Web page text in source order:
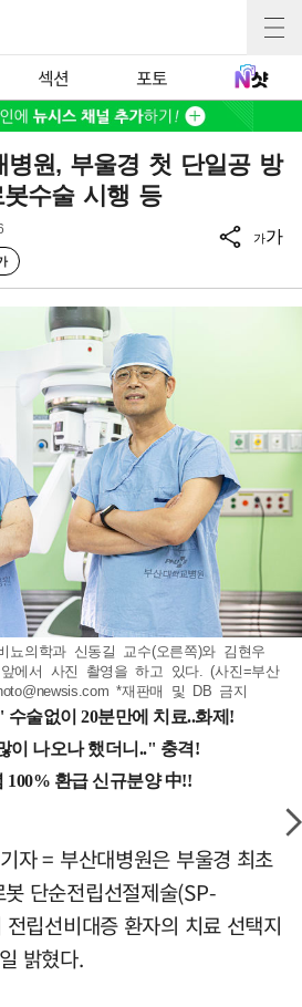
섹션 포토
병원, 부울경 첫 단일공 방
수술 시행 등
가가
뇨의학과 신동길 교수(오른쪽)와 김현우
에서 사진 촬영을 하고 있다. (사진=부산
*재판매 및 DB 금지
자 = 부산대병원은 부울경 최초
단순전립선절제술(SP-
립선비대증 환자의 치료 선택지
밝혔다.